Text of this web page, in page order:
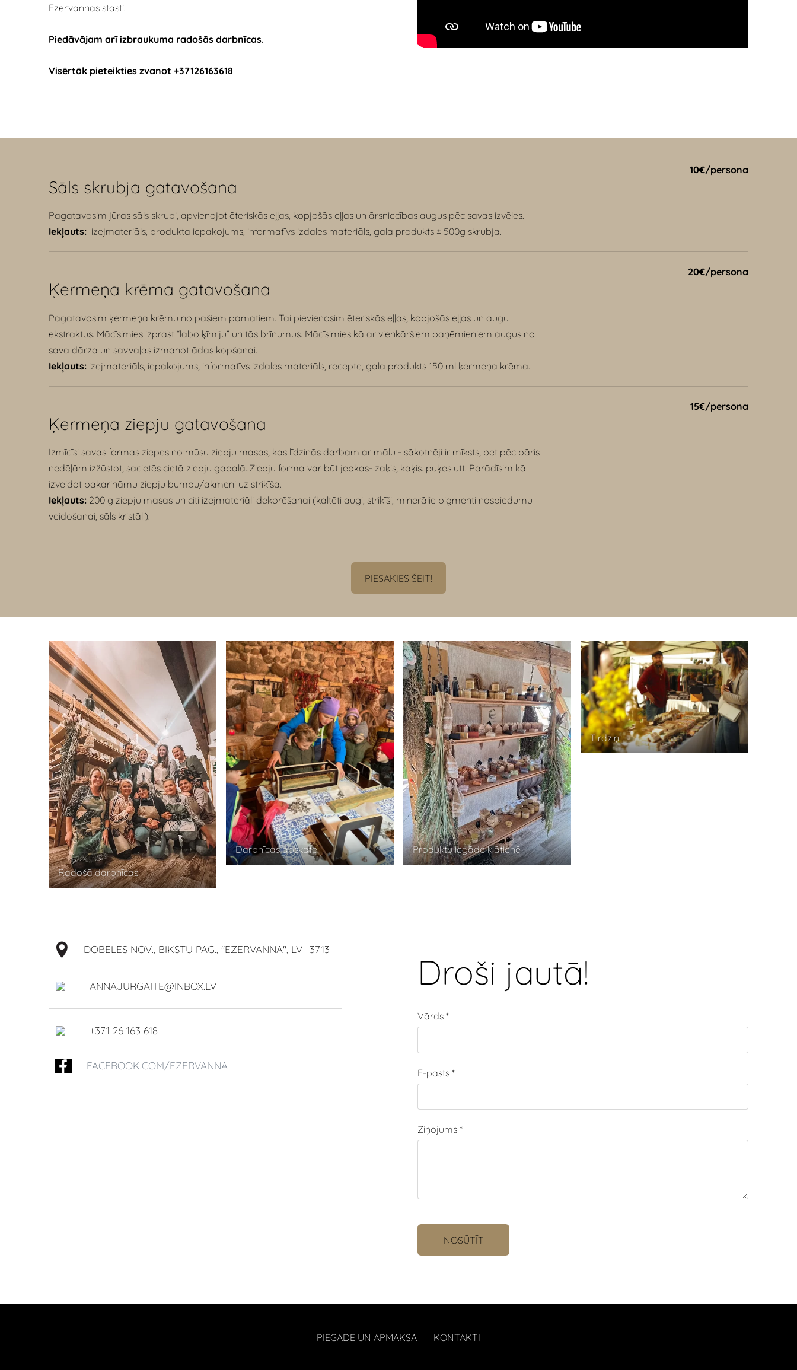
Ezervannas stāsti.
Piedāvājam arī izbraukuma radošās darbnīcas.
Visērtāk pieteikties zvanot +37126163618
Sāls skrubja gatavošana
Pagatavosim jūras sāls skrubi, apvienojot ēteriskās eļļas, kopjošās eļļas un ārsniecības augus pēc savas izvēles.
Iekļauts: izejmateriāls, produkta iepakojums, informatīvs izdales materiāls, gala produkts ± 500g skrubja.
10€/persona
Ķermeņa krēma gatavošana
Pagatavosim ķermeņa krēmu no pašiem pamatiem. Tai pievienosim ēteriskās eļļas, kopjošās eļļas un augu
ekstraktus. Mācīsimies izprast “labo ķīmiju” un tās brīnumus. Mācīsimies kā ar vienkāršiem paņēmieniem augus no
sava dārza un savvaļas izmanot ādas kopšanai.
Iekļauts: izejmateriāls, iepakojums, informatīvs izdales materiāls, recepte, gala produkts 150 ml ķermeņa krēma.
20€/persona
Ķermeņa ziepju gatavošana
Izmīcīsi savas formas ziepes no mūsu ziepju masas, kas līdzinās darbam ar mālu - sākotnēji ir mīksts, bet pēc pāris
nedēļām izžūstot, sacietēs cietā ziepju gabalā..Ziepju forma var būt jebkas- zaķis, kaķis. puķes utt. Parādīsim kā
izveidot pakarināmu ziepju bumbu/akmeni uz striķīša.
Iekļauts: 200 g ziepju masas un citi izejmateriāli dekorēšanai (kaltēti augi, striķīši, minerālie pigmenti nospiedumu
veidošanai, sāls kristāli).
15€/persona
​PIESAKIES ŠEIT!
Radošā darbnīcas
Darbnīcas apskate Produktu iegāde klātienē
Tirdzīņi
DOBELES NOV., BIKSTU PAG., ''EZERVANNA'', LV- 3713
ANNAJURGAITE@INBOX.LV
+371 26 163 618
FACEBOOK.COM/EZERVANNA
Droši jautā!
Vārds *
E-pasts *
Ziņojums *
PIEGĀDE UN APMAKSA KONTAKTI